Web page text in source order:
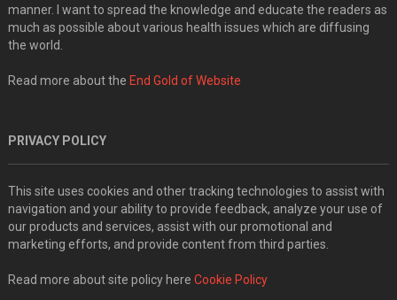
manner. I want to spread the knowledge and educate the readers as
much as possible about various health issues which are diffusing
the world.
Read more about the End Gold of Website
PRIVACY POLICY
This site uses cookies and other tracking technologies to assist with
navigation and your ability to provide feedback, analyze your use of
our products and services, assist with our promotional and
marketing efforts, and provide content from third parties.
Read more about site policy here Cookie Policy